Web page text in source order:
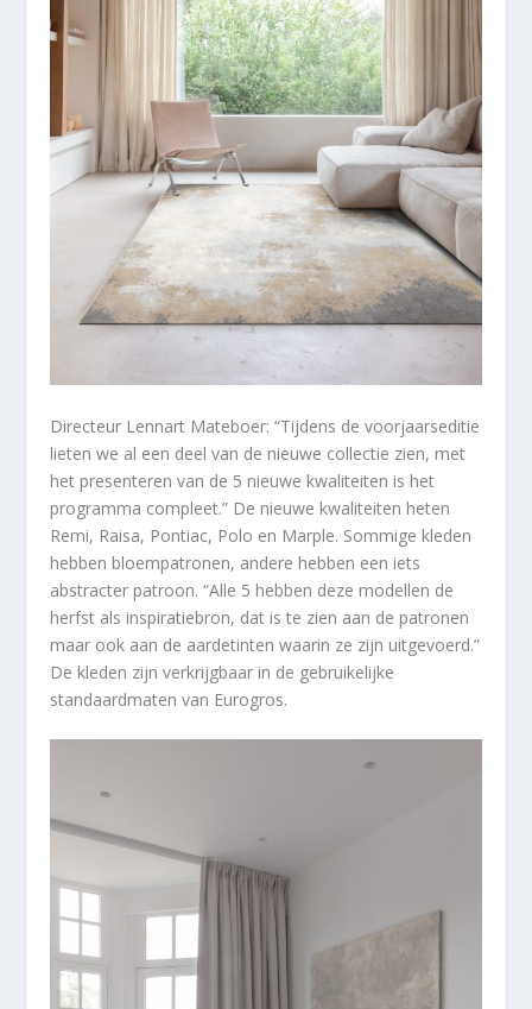
Directeur Lennart Mateboer: “Tijdens de voorjaarseditie
lieten we al een deel van de nieuwe collectie zien, met
het presenteren van de 5 nieuwe kwaliteiten is het
programma compleet.” De nieuwe kwaliteiten heten
Remi, Raisa, Pontiac, Polo en Marple. Sommige kleden
hebben bloempatronen, andere hebben een iets
abstracter patroon. “Alle 5 hebben deze modellen de
herfst als inspiratiebron, dat is te zien aan de patronen
maar ook aan de aardetinten waarin ze zijn uitgevoerd.”
De kleden zijn verkrijgbaar in de gebruikelijke
standaardmaten van Eurogros.